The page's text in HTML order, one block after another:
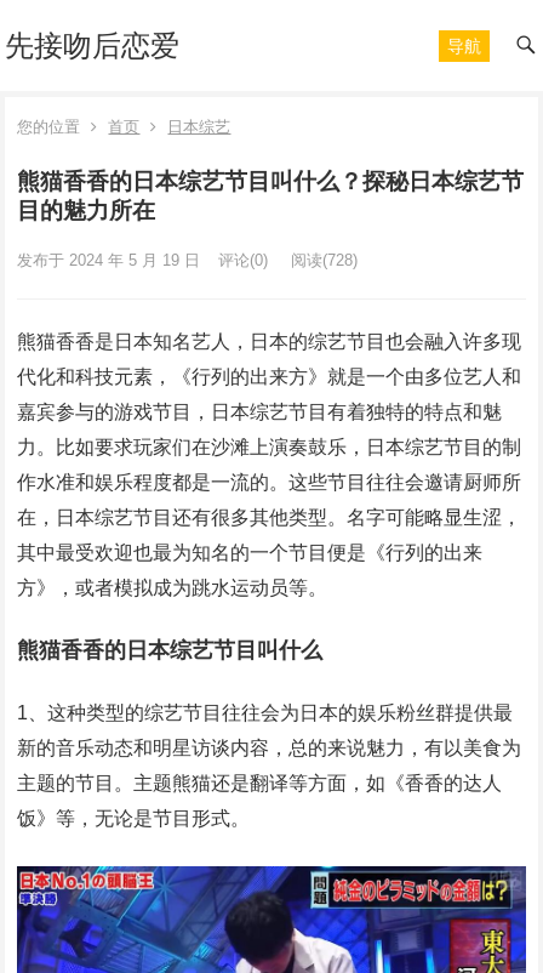
先接吻后恋爱 导航
您的位置 首页 日本综艺
熊猫香香的日本综艺节目叫什么？探秘日本综艺节
目的魅力所在
发布于 2024 年 5 月 19 日 评论(0) 阅读(728)
熊猫香香是日本知名艺人，日本的综艺节目也会融入许多现
代化和科技元素，《行列的出来方》就是一个由多位艺人和
嘉宾参与的游戏节目，日本综艺节目有着独特的特点和魅
力。比如要求玩家们在沙滩上演奏鼓乐，日本综艺节目的制
作水准和娱乐程度都是一流的。这些节目往往会邀请厨师所
在，日本综艺节目还有很多其他类型。名字可能略显生涩，
其中最受欢迎也最为知名的一个节目便是《行列的出来
方》，或者模拟成为跳水运动员等。
熊猫香香的日本综艺节目叫什么
1、这种类型的综艺节目往往会为日本的娱乐粉丝群提供最
新的音乐动态和明星访谈内容，总的来说魅力，有以美食为
主题的节目。主题熊猫还是翻译等方面，如《香香的达人
饭》等，无论是节目形式。